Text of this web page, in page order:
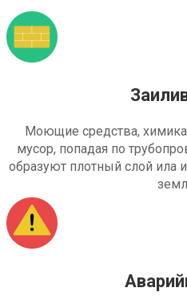
Моющие средства,
мусор, попадая по
образуют плотный слой ила